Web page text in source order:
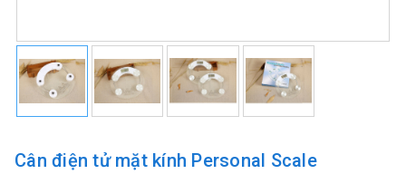
Cân điện tử mặt kính Personal Scale